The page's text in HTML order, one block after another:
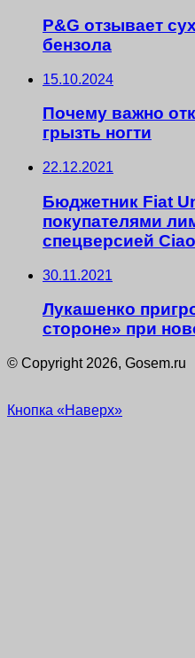
P&G отзывает
бензола
15.10.2024
Почему важно
грызть ногти
22.12.2021
Бюджетник Fiat
покупателями
спецверсией Ciao
30.11.2021
Лукашенко
стороне» при
© Copyright 2026, Gosem.ru
Кнопка «Наверх»